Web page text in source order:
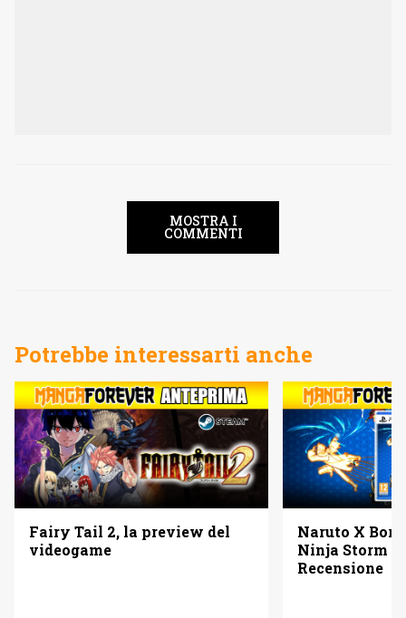
MOSTRA I
COMMENTI
Potrebbe interessarti anche
Fairy Tail 2, la preview del
videogame
Naruto X
Ninja Storm
Recensione